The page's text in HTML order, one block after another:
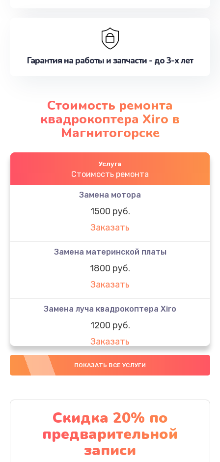
Гарантия на работы и запчасти - до 3-х лет
Стоимость ремонта
квадрокоптера Xiro в
Магнитогорске
Услуга
Стоимость ремонта
Замена мотора
1500 руб.
Заказать
Замена материнской платы
1800 руб.
Заказать
Замена луча квадрокоптера Xiro
1200 руб.
Заказать
Замена GPS-модуля
Заказать
Настройка шифрования Wi-Fi
1000 руб.
Заказать
ПОКАЗАТЬ ВСЕ УСЛУГИ
Скидка 20% по
предварительной
записи